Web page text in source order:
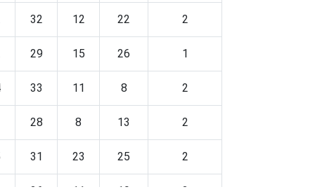
32 12 22 2
29 15 26 1
33 11 8 2
28 8 13 2
31 23 25 2
26 11 19 3